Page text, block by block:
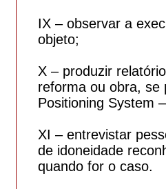
IX – observar a
objeto;
X – produzir
reforma ou obra, se
Positioning System
XI – entrevistar
de idoneidade
quando for o caso.